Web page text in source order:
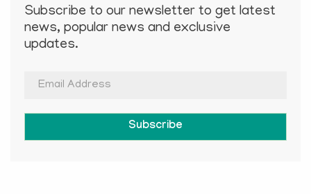
Subscribe to our newsletter to get latest
news, popular news and exclusive
updates.
Subscribe